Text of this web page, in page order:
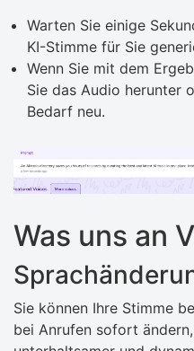
Warten Sie einige
KI-Stimme für Sie
Wenn Sie mit dem
Sie das Audio herunter
Bedarf neu.
Was uns an
Sie können Ihre Stimme
bei Anrufen sofort